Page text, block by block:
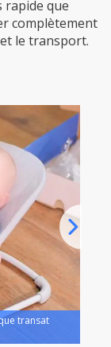
rapide que
complètement
le transport.
transat